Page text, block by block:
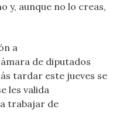
y, aunque no lo creas,
a
de diputados
tardar este jueves se
les valida
trabajar de